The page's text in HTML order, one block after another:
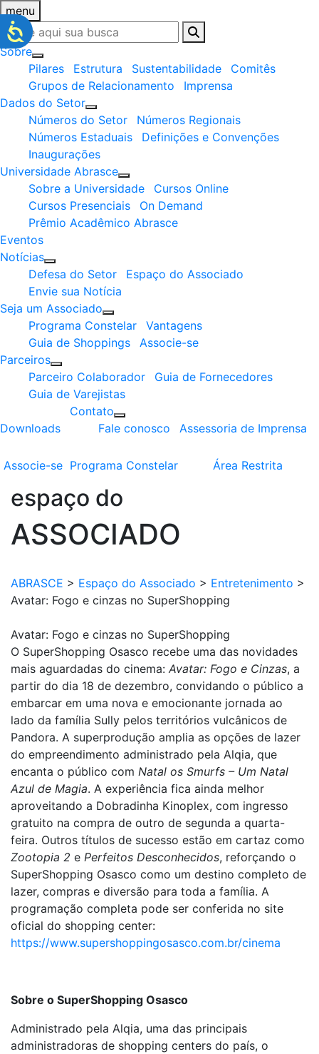
menu
Sobre
Pilares
Estrutura Sustentabilidade
Comitês
Grupos de Relacionamento
Imprensa
Dados do Setor
Números do Setor
Números Regionais
Números Estaduais
Definições e Convenções
Inaugurações
Universidade Abrasce
Sobre a Universidade
Cursos Online
Cursos Presenciais
On Demand
Prêmio Acadêmico Abrasce
Eventos
Notícias
Defesa do Setor
Espaço do Associado
Envie sua Notícia
Seja um Associado
Programa Constelar
Vantagens
Guia de Shoppings
Associe-se
Parceiros
Parceiro Colaborador
Guia de Fornecedores
Guia de Varejistas
Downloads
Contato
Fale conosco
Assessoria de Imprensa
Associe-se Programa Constelar Área Restrita
espaço do
ASSOCIADO
ABRASCE > Espaço do Associado > Entretenimento >
Avatar: Fogo e cinzas no SuperShopping
Avatar: Fogo e cinzas no SuperShopping
O SuperShopping Osasco recebe uma das novidades
mais aguardadas do cinema: Avatar: Fogo e Cinzas, a
partir do dia 18 de dezembro, convidando o público a
embarcar em uma nova e emocionante jornada ao
lado da família Sully pelos territórios vulcânicos de
Pandora. A superprodução amplia as opções de lazer
do empreendimento administrado pela Alqia, que
encanta o público com Natal os Smurfs – Um Natal
Azul de Magia. A experiência fica ainda melhor
aproveitando a Dobradinha Kinoplex, com ingresso
gratuito na compra de outro de segunda a quarta-
feira. Outros títulos de sucesso estão em cartaz como
Zootopia 2 e Perfeitos Desconhecidos, reforçando o
SuperShopping Osasco como um destino completo de
lazer, compras e diversão para toda a família. A
programação completa pode ser conferida no site
oficial do shopping center:
https://www.supershoppingosasco.com.br/cinema
Sobre o SuperShopping Osasco
Administrado pela Alqia, uma das principais
administradoras de shopping centers do país, o